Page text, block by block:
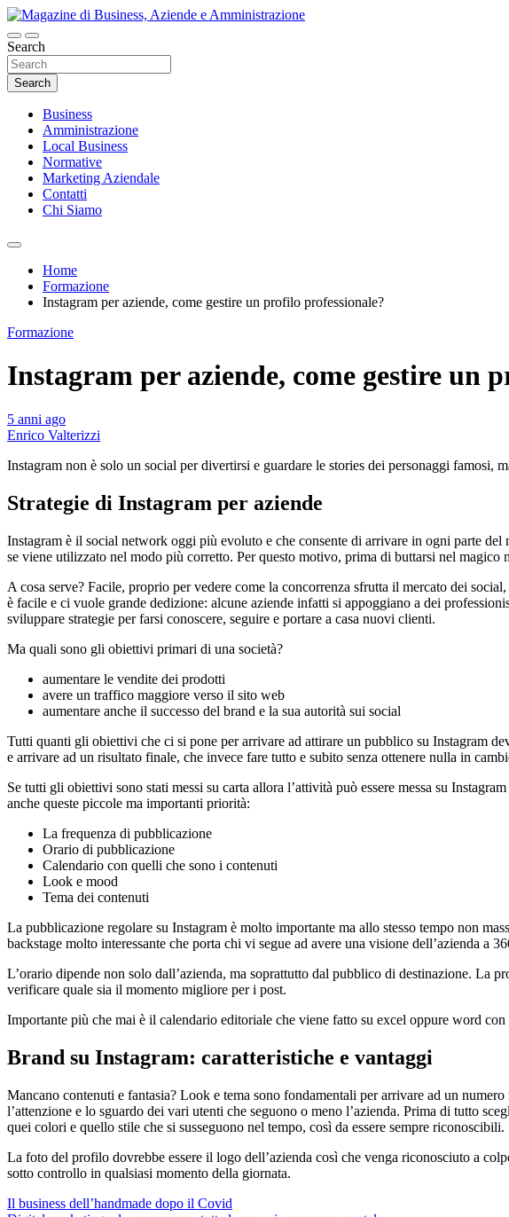
Skip
to
content
Magazine di Business, Aziende e Amministrazione
Search
Search
Business
Amministrazione
Local Business
Normative
Marketing Aziendale
Contatti
Chi Siamo
Home
Formazione
Instagram per aziende, come gestire un profilo professionale?
Formazione
Instagram per aziende, come gestire un
5 anni ago
Enrico Valterizzi
Instagram non è solo un social per divertirsi e guardare le stories dei personaggi famosi,
Strategie di Instagram per aziende
Instagram è il social network oggi più evoluto e che consente di arrivare in ogni parte
se viene utilizzato nel modo più corretto. Per questo motivo, prima di buttarsi nel
A cosa serve? Facile, proprio per vedere come la concorrenza sfrutta il mercato dei
è facile e ci vuole grande dedizione: alcune aziende infatti si appoggiano a dei
sviluppare strategie per farsi conoscere, seguire e portare a casa nuovi clienti.
Ma quali sono gli obiettivi primari di una società?
aumentare le vendite dei prodotti
avere un traffico maggiore verso il sito web
aumentare anche il successo del brand e la sua autorità sui social
Tutti quanti gli obiettivi che ci si pone per arrivare ad attirare un pubblico su Instagram
e arrivare ad un risultato finale, che invece fare tutto e subito senza ottenere nulla in
Se tutti gli obiettivi sono stati messi su carta allora l’attività può essere messa su
anche queste piccole ma importanti priorità:
La frequenza di pubblicazione
Orario di pubblicazione
Calendario con quelli che sono i contenuti
Look e mood
Tema dei contenuti
La pubblicazione regolare su Instagram è molto importante ma allo stesso tempo non
backstage molto interessante che porta chi vi segue ad avere una visione dell’azienda a
L’orario dipende non solo dall’azienda, ma soprattutto dal pubblico di destinazione. La
verificare quale sia il momento migliore per i post.
Importante più che mai è il calendario editoriale che viene fatto su excel oppure word
Brand su Instagram: caratteristiche e vantaggi
Mancano contenuti e fantasia? Look e tema sono fondamentali per arrivare ad un
l’attenzione e lo sguardo dei vari utenti che seguono o meno l’azienda. Prima di tutto
quei colori e quello stile che si susseguono nel tempo, così da essere sempre riconoscibili.
La foto del profilo dovrebbe essere il logo dell’azienda così che venga riconosciuto a
sotto controllo in qualsiasi momento della giornata.
Navigazione
Il business dell’handmade dopo il Covid